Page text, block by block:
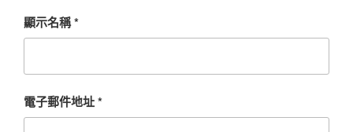
顯示名稱*
電子郵件地址*